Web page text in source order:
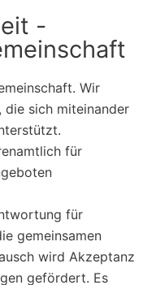
-
Wir
sich miteinander
für
für
gemeinsamen
wird Akzeptanz
gefördert. Es